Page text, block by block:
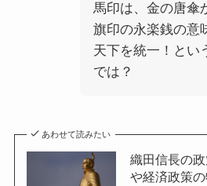
馬印は、金の唐傘
旗印の永楽銭の意
天下を統一！とい
では？
あわせて読みたい
織田信長の
や経済政策